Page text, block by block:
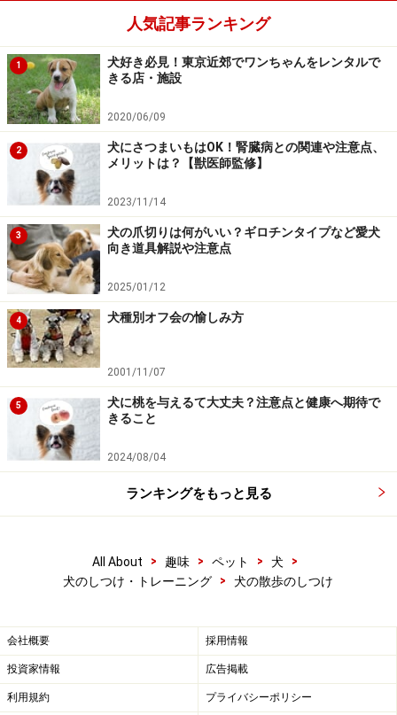
人気記事ランキング
1
犬好き必見！東京近郊でワンちゃんをレンタルで
きる店・施設
2020/06/09
2
犬にさつまいもはOK！腎臓病との関連や注意点、
メリットは？【獣医師監修】
2023/11/14
3
犬の爪切りは何がいい？ギロチンタイプなど愛犬
向き道具解説や注意点
2025/01/12
4 犬種別オフ会の愉しみ方
2001/11/07
5
犬に桃を与えるて大丈夫？注意点と健康へ期待で
きること
2024/08/04
ランキングをもっと見る
All About > 趣味 > ペット > 犬
>
犬のしつけ・トレーニング
> 犬の散歩のしつけ
会社概要 採用情報
投資家情報 広告掲載
利用規約 プライバシーポリシー